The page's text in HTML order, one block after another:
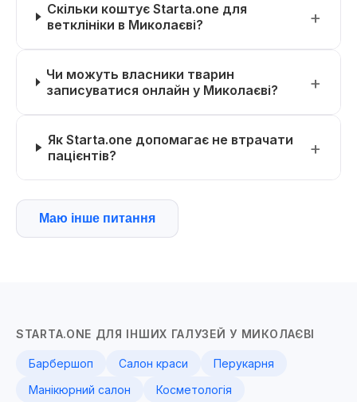
Скільки коштує Starta.one для
ветклініки в Миколаєві?
Чи можуть власники тварин
записуватися онлайн у Миколаєві?
Як Starta.one допомагає не втрачати
пацієнтів?
Маю інше питання
STARTA.ONE ДЛЯ ІНШИХ ГАЛУЗЕЙ У МИКОЛАЄВІ
Барбершоп Салон краси
Перукарня
Манікюрний салон
Косметологія